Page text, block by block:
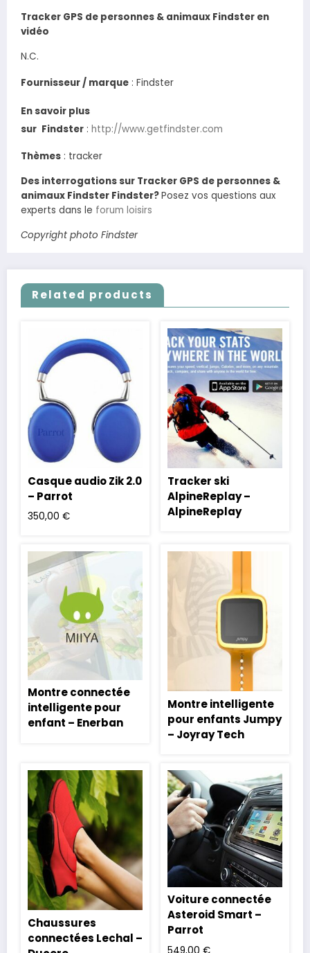
Tracker GPS de personnes & animaux Findster en
vidéo
N.C.
Fournisseur / marque : Findster
En savoir plus
sur Findster : http://www.getfindster.com
Thèmes : tracker
Des interrogations sur Tracker GPS de personnes &
animaux Findster Findster?Posez vos questions aux
experts dans le forum loisirs
Copyright photo Findster
Related products
Casque audio Zik 2.0
– Parrot
350,00 €
Tracker ski
AlpineReplay –
AlpineReplay
Montre connectée
intelligente pour
enfant – Enerban
Montre intelligente
pour enfants Jumpy
– Joyray Tech
Chaussures
connectées Lechal –
Voiture connectée
Asteroid Smart –
Parrot
549,00 €